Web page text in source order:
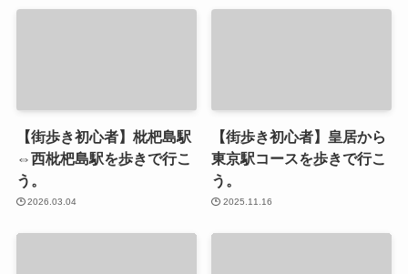
【街歩き初心者】枇杷島駅
⇔西枇杷島駅を歩きで行こ
う。
2026.03.04
【街歩き初心者】皇居から
東京駅コースを歩きで行こ
う。
2025.11.16